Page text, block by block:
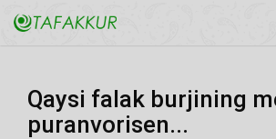
Qaysi falak burjining
puranvorisen...